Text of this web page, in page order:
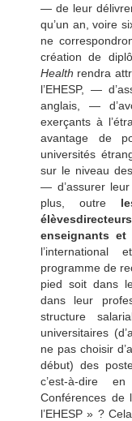
— de leur
qu’un an, voire
ne
création de
Health rendra
l’EHESP, —
anglais, —
exerçants à
avantage de
universités
sur le niveau
— d’assurer
plus, outre
enseignants et
l’international
programme de
pied soit dans
dans leur
structure
universitaires
ne pas choisir
début) des
c’est-à-dire
Conférences de
l’EHESP » ?